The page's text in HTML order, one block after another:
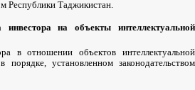
Республики Таджикистан.
инвестора на объекты
интеллектуальной
в отношении объектов
интеллектуальной
в порядке, установленном законодательством